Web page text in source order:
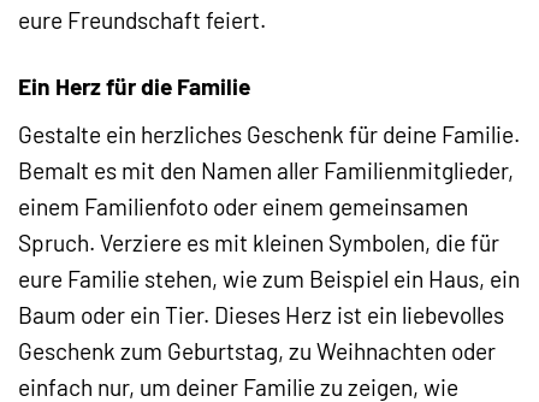
eure Freundschaft feiert.
Ein Herz für die Familie
Gestalte ein herzliches Geschenk für deine Familie.
Bemalt es mit den Namen aller Familienmitglieder,
einem Familienfoto oder einem gemeinsamen
Spruch. Verziere es mit kleinen Symbolen, die für
eure Familie stehen, wie zum Beispiel ein Haus, ein
Baum oder ein Tier. Dieses Herz ist ein liebevolles
Geschenk zum Geburtstag, zu Weihnachten oder
einfach nur, um deiner Familie zu zeigen, wie